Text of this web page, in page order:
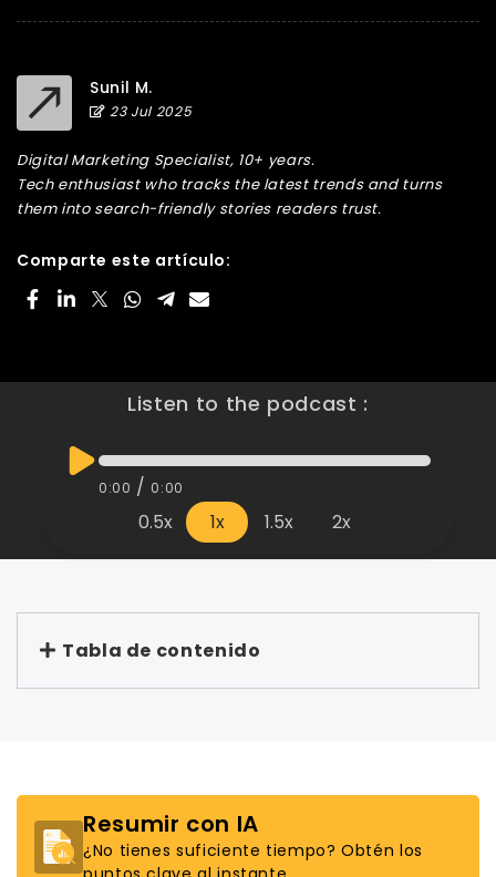
Sunil M.
23 Jul 2025
Digital Marketing Specialist, 10+ years.
Tech enthusiast who tracks the latest trends and turns
them into search-friendly stories readers trust.
Comparte este artículo:
Listen to the podcast :
0:00 / 0:00
0.5x 1x 1.5x 2x
Tabla de contenido
Resumir con IA
¿No tienes suficiente tiempo? Obtén los